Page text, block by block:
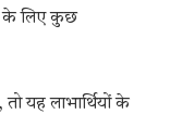
के लिए कुछ
तो यह लाभार्थियों के